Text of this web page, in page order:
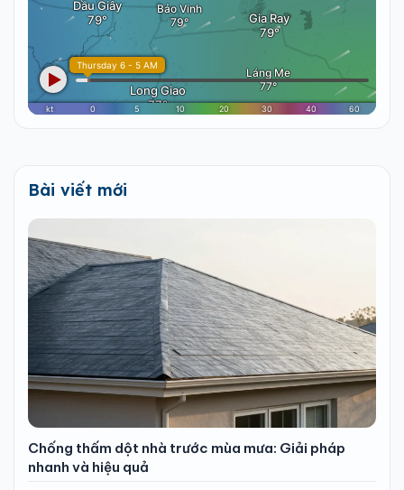
Bài viết mới
Chống thấm dột nhà trước mùa mưa: Giải pháp
nhanh và hiệu quả